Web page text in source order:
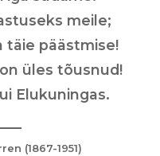
meile;
täie päästmise!
üles tõusnud!
Elukuningas.
(1867-1951)